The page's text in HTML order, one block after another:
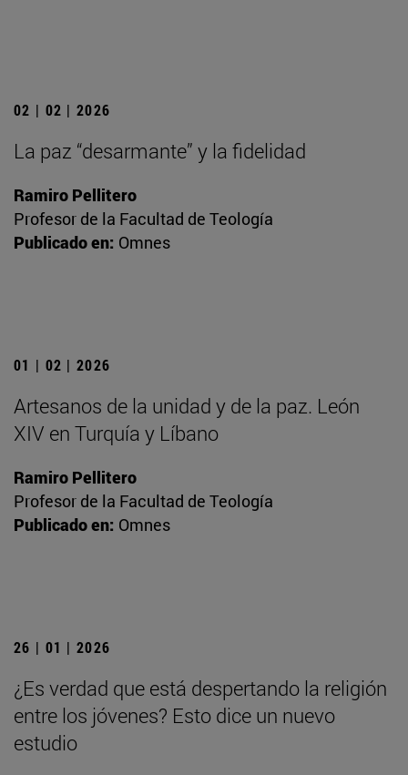
02 | 02 | 2026
La paz “desarmante” y la fidelidad
Ramiro Pellitero
Profesor de la Facultad de Teología
Publicado en: Omnes
01 | 02 | 2026
Artesanos de la unidad y de la paz. León
XIV en Turquía y Líbano
Ramiro Pellitero
Profesor de la Facultad de Teología
Publicado en: Omnes
26 | 01 | 2026
¿Es verdad que está despertando la religión
entre los jóvenes? Esto dice un nuevo
estudio